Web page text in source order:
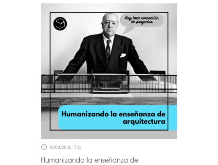
30/04/2026, 7:32
Humanizando la enseñanza de